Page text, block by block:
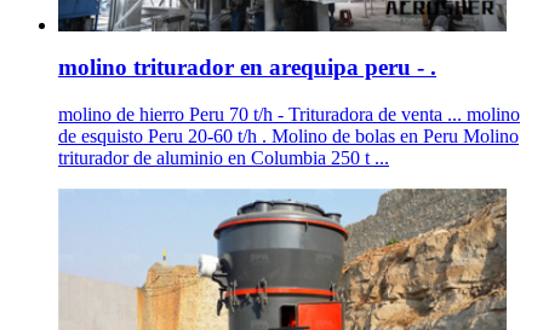
molino triturador en arequipa peru - .
molino de hierro Peru 70 t/h - Trituradora de venta ... molino
de esquisto Peru 20-60 t/h . Molino de bolas en Peru Molino
triturador de aluminio en Columbia 250 t ...